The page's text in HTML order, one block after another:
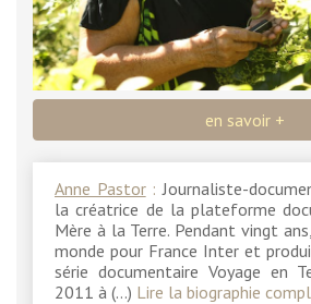
en savoir +
Anne Pastor: Journaliste-
la créatrice de la plateforme
Mère à la Terre. Pendant vingt
monde pour France Inter et
série documentaire Voyage en
2011 à (…) Lire la biographie